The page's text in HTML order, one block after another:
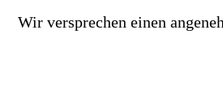
Wir versprechen einen